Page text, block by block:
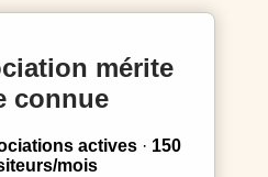
connue
actives· 150
mois